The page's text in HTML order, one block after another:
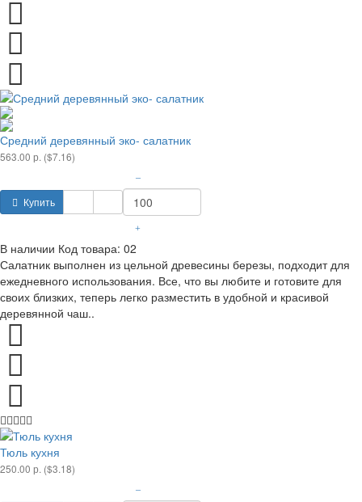
Средний деревянный эко- салатник
563.00 р. ($7.16)
Купить
–
+
В наличии Код товара: 02
Салатник выполнен из цельной древесины березы, подходит для
ежедневного использования. Все, что вы любите и готовите для
своих близких, теперь легко разместить в удобной и красивой
деревянной чаш..
Тюль кухня
250.00 р. ($3.18)
–